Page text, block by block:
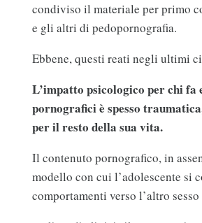
condiviso il materiale per primo
e gli altri di pedopornografia.
Ebbene, questi reati negli ultimi
L’impatto psicologico per chi
pornografici è spesso
per il resto della sua vita.
Il contenuto pornografico, in
modello con cui l’adolescente si
comportamenti verso l’altro